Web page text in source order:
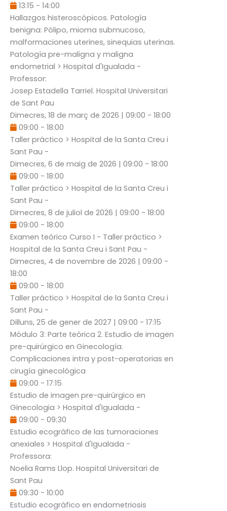
13:15 - 14:00
Hallazgos histeroscópicos. Patología
benigna: Pólipo, mioma submucoso,
malformaciones uterines, sinequias uterinas.
Patología pre-maligna y maligna
endometrial > Hospital d'Igualada -
Professor:
Josep Estadella Tarriel. Hospital Universitari
de Sant Pau
Dimecres, 18 de març de 2026 | 09:00 - 18:00
09:00 - 18:00
Taller práctico > Hospital de la Santa Creu i
Sant Pau -
Dimecres, 6 de maig de 2026 | 09:00 - 18:00
09:00 - 18:00
Taller práctico > Hospital de la Santa Creu i
Sant Pau -
Dimecres, 8 de juliol de 2026 | 09:00 - 18:00
09:00 - 18:00
Examen teórico Curso I - Taller práctico >
Hospital de la Santa Creu i Sant Pau -
Dimecres, 4 de novembre de 2026 | 09:00 -
18:00
09:00 - 18:00
Taller práctico > Hospital de la Santa Creu i
Sant Pau -
Dilluns, 25 de gener de 2027 | 09:00 - 17:15
Módulo 3: Parte teórica 2. Estudio de imagen
pre-quirúrgico en Ginecología.
Complicaciones intra y post-operatorias en
cirugía ginecológica
09:00 - 17:15
Estudio de imagen pre-quirúrgico en
Ginecologia > Hospital d'Igualada -
09:00 - 09:30
Estudio ecográfico de las tumoraciones
anexiales > Hospital d'Igualada -
Professora:
Noelia Rams Llop. Hospital Universitari de
Sant Pau
09:30 - 10:00
Estudio ecográfico en endometriosis